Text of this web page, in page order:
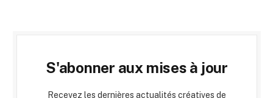
S'abonner aux mises à jour
Recevez les dernières actualités créatives de